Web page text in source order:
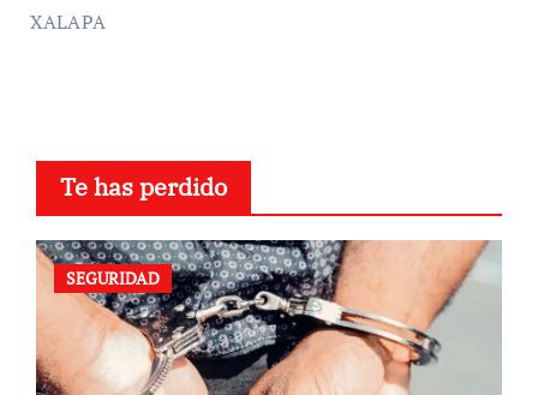
XALAPA
Te has perdido
SEGURIDAD